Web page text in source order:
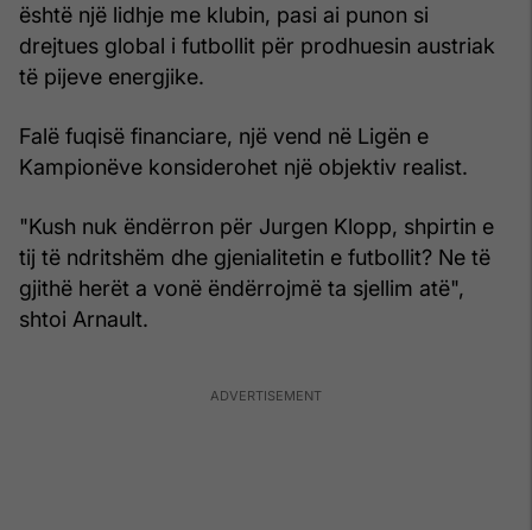
është një lidhje me klubin, pasi ai punon si
drejtues global i futbollit për prodhuesin austriak
të pijeve energjike.
Falë fuqisë financiare, një vend në Ligën e
Kampionëve konsiderohet një objektiv realist.
"Kush nuk ëndërron për Jurgen Klopp, shpirtin e
tij të ndritshëm dhe gjenialitetin e futbollit? Ne të
gjithë herët a vonë ëndërrojmë ta sjellim atë",
shtoi Arnault.